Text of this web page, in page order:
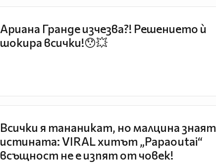
Ариана Гранде изчезва?! Решението ѝ
шокира всички!😯💥
Всички я тананикат, но малцина знаят
истината: VIRAL хитът „Papaoutai“
всъщност не е изпят от човек!